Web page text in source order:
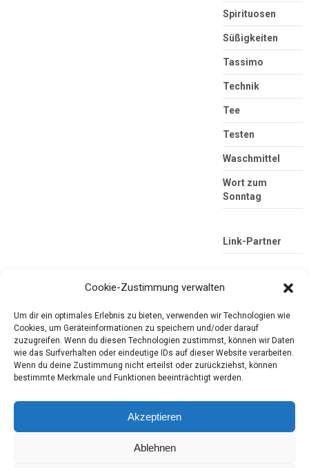
Spirituosen
Süßigkeiten
Tassimo
Technik
Tee
Testen
Waschmittel
Wort zum
Sonntag
Link-Partner
Tester-Paradies
Produkttests und Alltag
Cookie-Zustimmung verwalten
Um dir ein optimales Erlebnis zu bieten, verwenden wir Technologien wie
Cookies, um Geräteinformationen zu speichern und/oder darauf
zuzugreifen. Wenn du diesen Technologien zustimmst, können wir Daten
wie das Surfverhalten oder eindeutige IDs auf dieser Website verarbeiten.
Wenn du deine Zustimmung nicht erteilst oder zurückziehst, können
bestimmte Merkmale und Funktionen beeinträchtigt werden.
Akzeptieren
Ablehnen
Die mobile Version verlassen